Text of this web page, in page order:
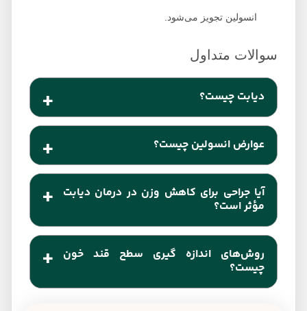
انسولین تجویز می‌شود.
دیابت چیست؟
دیابت یکی از رایج ترین بیماری‌های جهان است. بیماری
دیابت زمانی رخ می‌دهد که انسولین به اندازه کافی در
بدن تولید نمی‌شود و یا بدن نمی‌تواند به طور کامل از
انسولین تولید شده استفاده نماید.
عوارض انسولین چیست؟
افزایش وزن، کاهش فشار خون، لرزش یا افزایش
ضربان قلب گوشه ای از این عوارض هستند.
‌آیا جراحی برای کاهش وزن در درمان دیابت
مؤثر است؟
جراحی کاهش وزن به دلیل تغییراتی که در دستگاه
گوارش فرد ایجاد می‌کند می‌تواند عوارض چاقی که یکی
از آن‌ها دیابت است را کاهش دهد.
روش‌های اندازه گیری سطح قند خون
چیست؟